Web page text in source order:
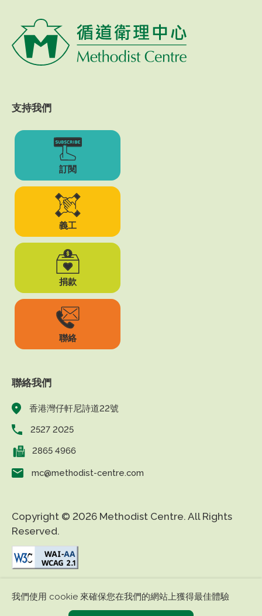
支持我們
訂閱
義工
捐款
聯絡
聯絡我們
香港灣仔軒尼詩道22號
2527 2025
2865 4966
mc@methodist-centre.com
Copyright © 2026 Methodist Centre. All Rights
Reserved.
我們使用 cookie 來確保您在我們的網站上獲得最佳體驗